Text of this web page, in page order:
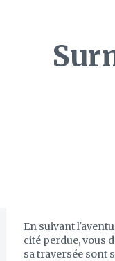
En suivant
cité perdue, vous
sa traversée sont